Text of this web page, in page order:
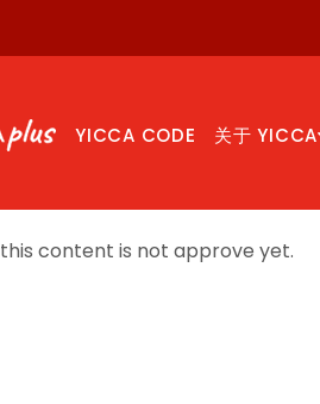
YICCA CODE 关于 YICCA
this content is not approve yet.